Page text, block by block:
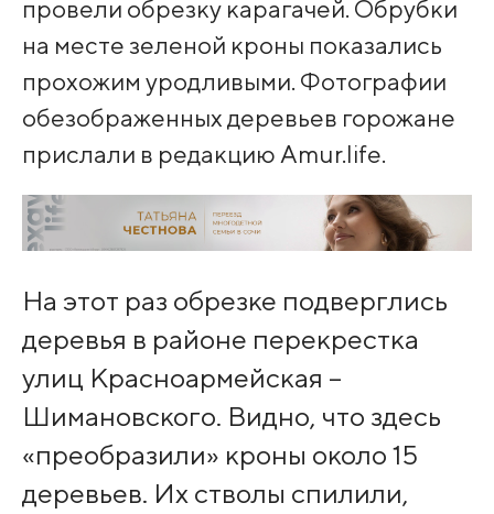
провели обрезку карагачей. Обрубки
на месте зеленой кроны показались
прохожим уродливыми. Фотографии
обезображенных деревьев горожане
прислали в редакцию Amur.life.
На этот раз обрезке подверглись
деревья в районе перекрестка
улиц Красноармейская –
Шимановского. Видно, что здесь
«преобразили» кроны около 15
деревьев. Их стволы спилили,